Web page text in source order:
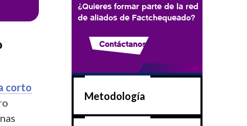
corto
¿Quieres formar parte de la red
de aliados de Factchequeado?
Contáctanos
Metodología